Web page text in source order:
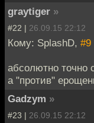
graytiger »
#22 | 26.09.15 22:12
Кому: SplashD, #9
абсолютно точно
а "против"
Gadzym »
#23 | 26.09.15 22:12